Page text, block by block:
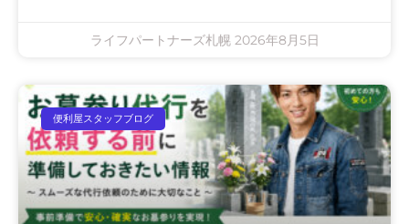
ライフパートナーズ札幌 2026年8月5日
便利屋スタッフブログ